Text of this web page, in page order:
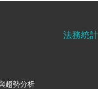
趨勢分析
法務統計